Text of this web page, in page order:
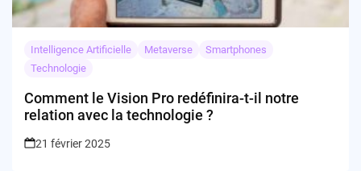
Intelligence Artificielle Metaverse
Smartphones
Technologie
Comment le Vision Pro redéfinira-t-il notre
relation avec la technologie ?
21 février 2025